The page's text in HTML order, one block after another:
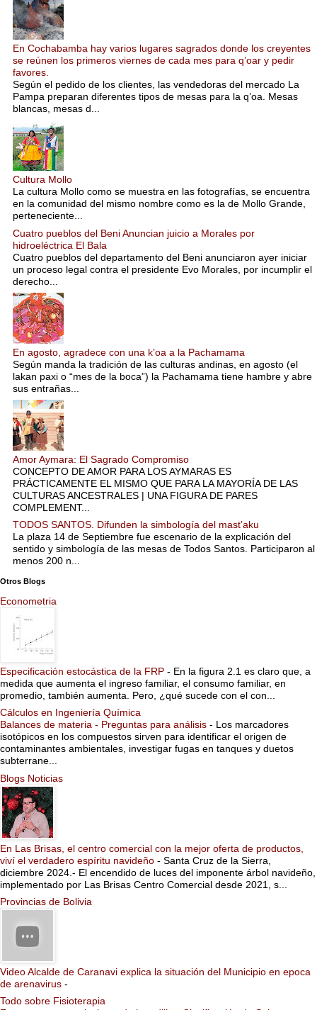
En Cochabamba hay varios lugares sagrados donde los creyentes
se reúnen los primeros viernes de cada mes para q’oar y pedir
favores.
Según el pedido de los clientes, las vendedoras del mercado La
Pampa preparan diferentes tipos de mesas para la q’oa. Mesas
blancas, mesas d...
Cultura Mollo
La cultura Mollo como se muestra en las fotografías, se encuentra
en la comunidad del mismo nombre como es la de Mollo Grande,
perteneciente...
Cuatro pueblos del Beni Anuncian juicio a Morales por
hidroeléctrica El Bala
Cuatro pueblos del departamento del Beni anunciaron ayer iniciar
un proceso legal contra el presidente Evo Morales, por incumplir el
derecho...
En agosto, agradece con una k’oa a la Pachamama
Según manda la tradición de las culturas andinas, en agosto (el
lakan paxi o “mes de la boca”) la Pachamama tiene hambre y abre
sus entrañas...
Amor Aymara: El Sagrado Compromiso
CONCEPTO DE AMOR PARA LOS AYMARAS ES
PRÁCTICAMENTE EL MISMO QUE PARA LA MAYORÍA DE LAS
CULTURAS ANCESTRALES | UNA FIGURA DE PARES
COMPLEMENT...
TODOS SANTOS. Difunden la simbología del mast’aku
La plaza 14 de Septiembre fue escenario de la explicación del
sentido y simbología de las mesas de Todos Santos. Participaron al
menos 200 n...
Otros Blogs
Econometria
Especificación estocástica de la FRP - En la figura 2.1 es claro que, a
medida que aumenta el ingreso familiar, el consumo familiar, en
promedio, también aumenta. Pero, ¿qué sucede con el con...
Cálculos en Ingeniería Química
Balances de materia - Preguntas para análisis - Los marcadores
isotópicos en los compuestos sirven para identificar el origen de
contaminantes ambientales, investigar fugas en tanques y duetos
subterrane...
Blogs Noticias
En Las Brisas, el centro comercial con la mejor oferta de productos,
viví el verdadero espíritu navideño - Santa Cruz de la Sierra,
diciembre 2024.- El encendido de luces del imponente árbol navideño,
implementado por Las Brisas Centro Comercial desde 2021, s...
Provincias de Bolivia
Video Alcalde de Caranavi explica la situación del Municipio en epoca
de arenavirus -
Todo sobre Fisioterapia